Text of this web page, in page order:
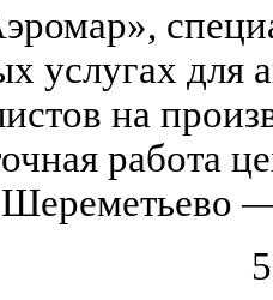
услугах для
на
работа
Шереметьево